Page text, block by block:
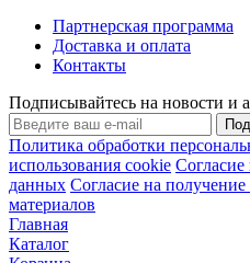
Партнерская программа
Доставка и оплата
Контакты
Подписывайтесь на новости и
Политика обработки
использования cookie Согласие
данных Согласие на
материалов
Главная
Каталог